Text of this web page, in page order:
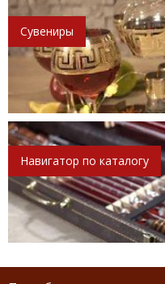
Сувениры
Навигатор по каталогу